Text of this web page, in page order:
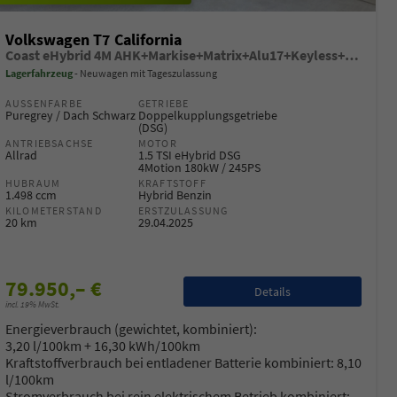
Volkswagen T7 California
Coast eHybrid 4M AHK+Markise+Matrix+Alu17+Keyless+Sitzheiz+Navi
Lagerfahrzeug Neuwagen mit Tageszulassung
AUSSENFARBE
Puregrey / Dach Schwarz
GETRIEBE
Doppelkupplungsgetriebe
(DSG)
ANTRIEBSACHSE
Allrad
MOTOR
1.5 TSI eHybrid DSG
4Motion 180kW / 245PS
HUBRAUM
1.498 ccm
KRAFTSTOFF
Hybrid Benzin
KILOMETERSTAND
20 km
ERSTZULASSUNG
29.04.2025
79.950,– €
incl. 19% MwSt.
Details
Energieverbrauch (gewichtet, kombiniert):
3,20 l/100km + 16,30 kWh/100km
Kraftstoffverbrauch bei entladener Batterie kombiniert: 8,10
l/100km